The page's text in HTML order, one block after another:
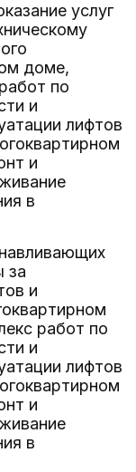
услуг
доме,
по
и
лифтов
и
в
за
и
работ по
и
лифтов
и
в